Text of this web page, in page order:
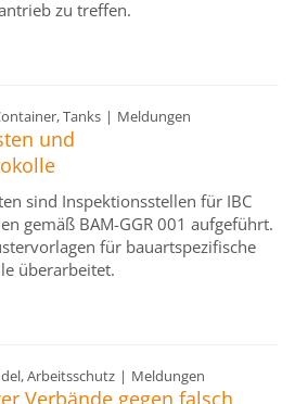
zu treffen.
Tanks | Meldungen
und
sind Inspektionsstellen für IBC
gemäß BAM-GGR 001 aufgeführt.
für bauartspezifische
überarbeitet.
Arbeitsschutz | Meldungen
Verbände gegen falsch